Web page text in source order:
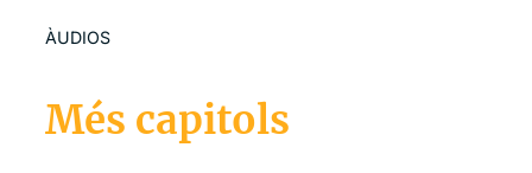
ÀUDIOS
Més capitols